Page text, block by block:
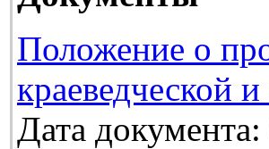
Положение о
краеведческой
Дата